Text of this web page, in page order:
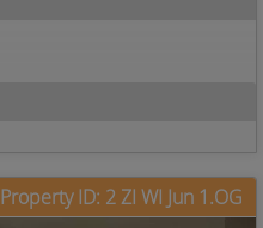
Property ID: 2 ZI WI Jun 1.OG